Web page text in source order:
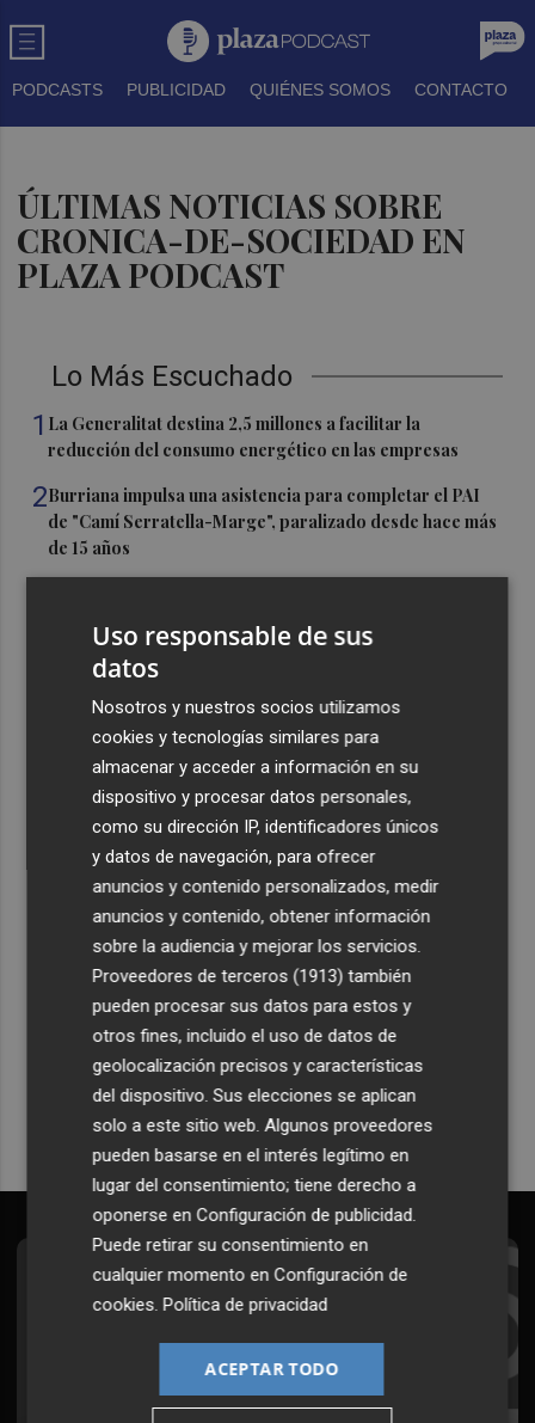
PODCASTS PUBLICIDAD QUIÉNES SOMOS CONTACTO
ÚLTIMAS NOTICIAS SOBRE
CRONICA-DE-SOCIEDAD EN
PLAZA PODCAST
Lo Más Escuchado
1 La Generalitat destina 2,5 millones a facilitar la
reducción del consumo energético en las empresas
2Burriana impulsa una asistencia para completar el PAI
de "Camí Serratella-Marge", paralizado desde hace más
de 15 años
euros de Carrasco"
obras de reforma de la tenencia de alcaldía sur
Castelló acelera el montaje de la infraestructura en las
playas y el Planetari del eclipse para convertirlo en "un
evento histórico"
Recibe toda la actualidad de
Plaza Podcast en tu correo
Quiero suscribirme
Suscríbete al Boletín
¡Quiero suscribirme!
Uso responsable de sus
datos
Nosotros y nuestros socios utilizamos
cookies y tecnologías similares para
almacenar y acceder a información en su
dispositivo y procesar datos personales,
como su dirección IP, identificadores únicos
y datos de navegación, para ofrecer
anuncios y contenido personalizados, medir
anuncios y contenido, obtener información
sobre la audiencia y mejorar los servicios.
Proveedores de terceros (1913) también
pueden procesar sus datos para estos y
otros fines, incluido el uso de datos de
geolocalización precisos y características
del dispositivo. Sus elecciones se aplican
solo a este sitio web. Algunos proveedores
pueden basarse en el interés legítimo en
lugar del consentimiento; tiene derecho a
oponerse enConfiguración de publicidad.
Puede retirar su consentimiento en
cualquier momento enConfiguración de
cookies.Política de privacidad
ACEPTAR TODO